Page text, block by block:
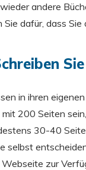
andere
Sie dafür, dass
in ihren
mit 200 Seiten
30-40
selbst
zur